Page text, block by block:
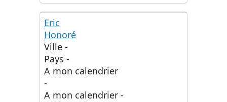
EH
Eric
Honoré
Ville -
Pays -
A mon calendrier
-
A mon calendrier -